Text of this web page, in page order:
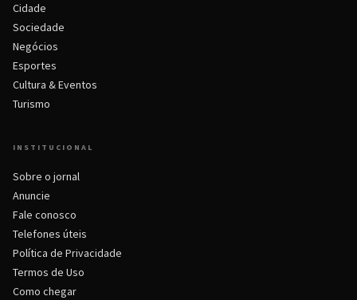
Cidade
Sociedade
Negócios
Esportes
Cultura & Eventos
Turismo
INSTITUCIONAL
Sobre o jornal
Anuncie
Fale conosco
Telefones úteis
Política de Privacidade
Termos de Uso
Como chegar